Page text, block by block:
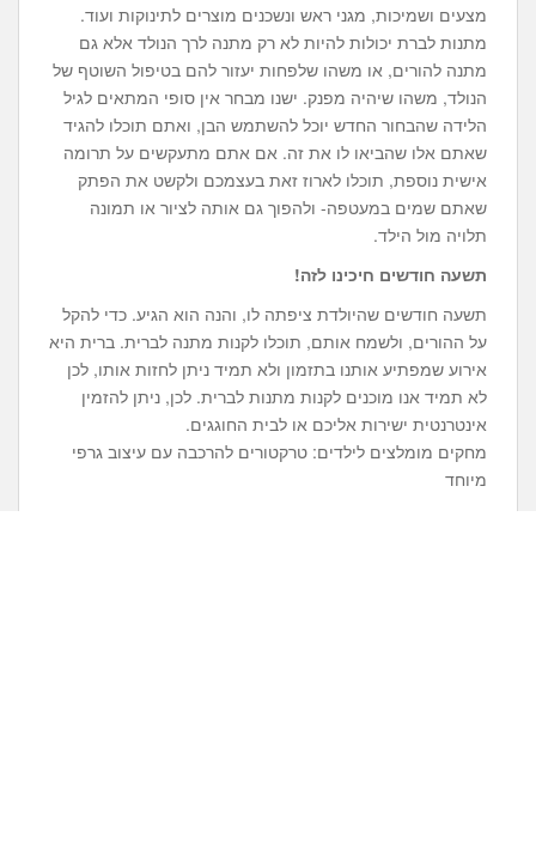
מצעים ושמיכות, מגני ראש ונשכנים מוצרים לתינוקות ועוד.
מתנות לברת יכולות להיות לא רק מתנה לרך הנולד אלא גם
מתנה להורים, או משהו שלפחות יעזור להם בטיפול השוטף של
הנולד, משהו שיהיה מפנק. ישנו מבחר אין סופי המתאים לגיל
הלידה שהבחור החדש יוכל להשתמש הבן, ואתם תוכלו להגיד
שאתם אלו שהביאו לו את זה. אם אתם מתעקשים על תרומה
אישית נוספת, תוכלו לארוז זאת בעצמכם ולקשט את הפתק
שאתם שמים במעטפה- ולהפוך גם אותה לציור או תמונה
תלויה מול הילד.
תשעה חודשים חיכינו לזה!
תשעה חודשים שהיולדת ציפתה לו, והנה הוא הגיע. כדי להקל
על ההורים, ולשמח אותם, תוכלו לקנות מתנה לברית. ברית היא
אירוע שמפתיע אותנו בתזמון ולא תמיד ניתן לחזות אותו, לכן
לא תמיד אנו מוכנים לקנות מתנות לברית. לכן, ניתן להזמין
אינטרנטית ישירות אליכם או לבית החוגגים.
מחקים מומלצים לילדים: טרקטורים להרכבה עם עיצוב גרפי
מיוחד